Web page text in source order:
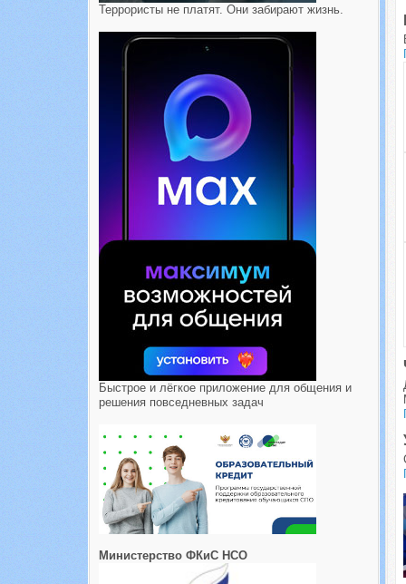
Террористы не платят. Они забирают жизнь.
Быстрое и лёгкое приложение для общения и
решения повседневных задач
Министерство ФКиС НСО